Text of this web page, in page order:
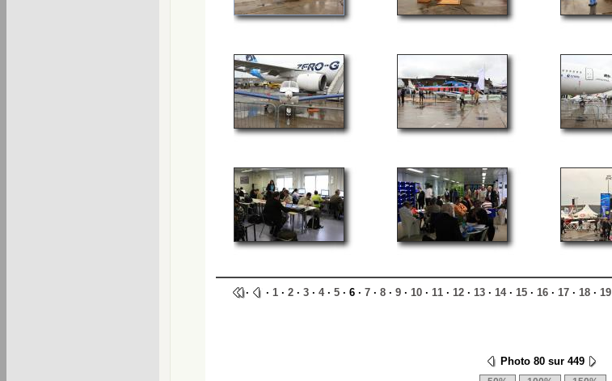
· · 1 · 2 · 3 · 4· 5 · 6 · 7 · 8 · 9 · 10 · 11 · 12 · 13 · 14· 15 · 16 · 17 · 18 · 19
Photo 80 sur 449